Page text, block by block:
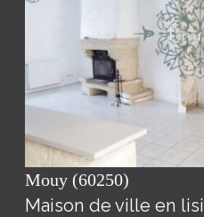
voir
Mouy (60250)
Maison de ville en